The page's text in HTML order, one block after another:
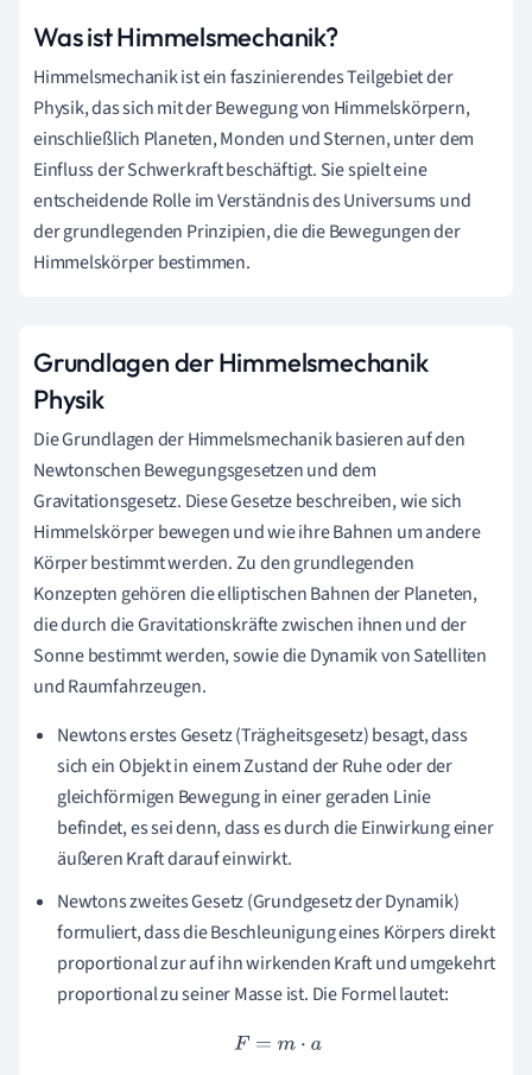
Was ist Himmelsmechanik?
Himmelsmechanik ist ein faszinierendes Teilgebiet der
Physik, das sich mit der Bewegung von Himmelskörpern,
einschließlich Planeten, Monden und Sternen, unter dem
Einfluss der Schwerkraft beschäftigt. Sie spielt eine
entscheidende Rolle im Verständnis des Universums und
der grundlegenden Prinzipien, die die Bewegungen der
Himmelskörper bestimmen.
Grundlagen der Himmelsmechanik
Physik
Die Grundlagen der Himmelsmechanik basieren auf den
Newtonschen Bewegungsgesetzen und dem
Gravitationsgesetz. Diese Gesetze beschreiben, wie sich
Himmelskörper bewegen und wie ihre Bahnen um andere
Körper bestimmt werden. Zu den grundlegenden
Konzepten gehören die elliptischen Bahnen der Planeten,
die durch die Gravitationskräfte zwischen ihnen und der
Sonne bestimmt werden, sowie die Dynamik von Satelliten
und Raumfahrzeugen.
Newtons erstes Gesetz (Trägheitsgesetz) besagt, dass
sich ein Objekt in einem Zustand der Ruhe oder der
gleichförmigen Bewegung in einer geraden Linie
befindet, es sei denn, dass es durch die Einwirkung einer
äußeren Kraft darauf einwirkt.
Newtons zweites Gesetz (Grundgesetz der Dynamik)
formuliert, dass die Beschleunigung eines Körpers direkt
proportional zur auf ihn wirkenden Kraft und umgekehrt
proportional zu seiner Masse ist. Die Formel lautet:
F= m⋅a